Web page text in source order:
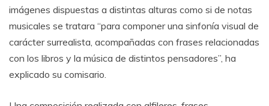
imágenes dispuestas a distintas alturas como si de notas
musicales se tratara “para componer una sinfonía visual de
carácter surrealista, acompañadas con frases relacionadas
con los libros y la música de distintos pensadores”, ha
explicado su comisario.